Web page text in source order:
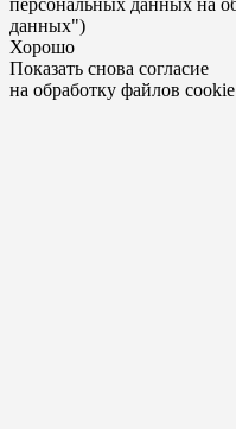
персональных данных на
данных")
Хорошо
Показать снова согласие
на обработку файлов